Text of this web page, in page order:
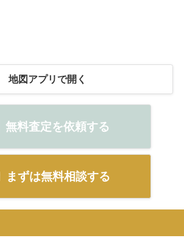
地図アプリで開く
無料査定を依頼する
まずは無料相談する